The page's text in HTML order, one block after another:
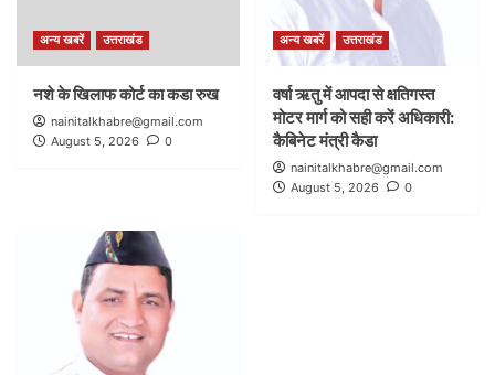
अन्य खबरें उत्तराखंड
नशे के खिलाफ कोर्ट का कडा रुख
nainitalkhabre@gmail.com
August 5, 2026
0
अन्य खबरें उत्तराखंड
वर्षा ऋतु में आपदा से क्षतिगस्त
मोटर मार्ग को सही करें अधिकारी:
कैबिनेट मंत्री कैडा
nainitalkhabre@gmail.com
August 5, 2026
0